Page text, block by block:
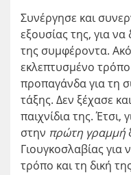
Συνέργησε και
εξουσίας της, για να
της συμφέροντα.
εκλεπτυσμένο
προπαγάνδα για τη
τάξης. Δεν ξέχασε
παιχνίδια της. Έτσι,
στην πρώτη γραμμή
Γιουγκοσλαβίας για
τρόπο και τη δική